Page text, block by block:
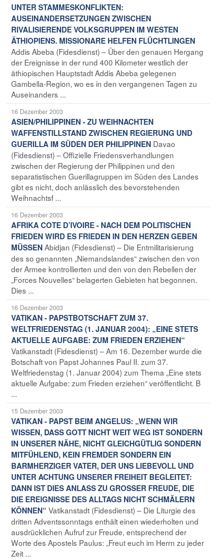
UNTER STAMMESKONFLIKTEN:
AUSEINANDERSETZUNGEN ZWISCHEN
RIVALISIERENDE VOLKSGRUPPEN IM WESTEN
ÄTHIOPIENS. MISSIONARE HELFEN FLÜCHTLINGEN
Addis Abeba (Fidesdienst) – Über den genauen Hergang
der Ereignisse in der rund 400 Kilometer westlich der
äthiopischen Hauptstadt Addis Abeba gelegenen
Gambella-Region, wo es in den vergangenen Tagen zu
Auseinanders ...
16 Dezember 2003
ASIEN/PHILIPPINEN - ZU WEIHNACHTEN
WAFFENSTILLSTAND ZWISCHEN REGIERUNG UND
GUERILLA IM SÜDEN DER PHILIPPINEN Davao
(Fidesdienst) – Offizielle Friedensverhandlungen
zwischen der Regierung der Philippinen und den
separatistischen Guerillagruppen im Süden des Landes
gibt es nicht, doch anlässlich des bevorstehenden
Weihnachtsf ...
16 Dezember 2003
AFRIKA COTE D’IVOIRE - NACH DEM POLITISCHEN
FRIEDEN WIRD ES FRIEDEN IN DEN HERZEN GEBEN
MÜSSENAbidjan (Fidesdienst) – Die Entmilitarisierung
des so genannten „Niemandslandes“ zwischen den von
der Armee kontrollierten und den von den Rebellen der
„Forces Nouvelles“ belagerten Gebieten hat begonnen.
Dies ...
16 Dezember 2003
VATIKAN - PAPSTBOTSCHAFT ZUM 37.
WELTFRIEDENSTAG (1. JANUAR 2004): „EINE STETS
AKTUELLE AUFGABE: ZUM FRIEDEN ERZIEHEN“
Vatikanstadt (Fidesdienst) – Am 16. Dezember wurde die
Botschaft von Papst Johannes Paul II. zum 37.
Weltfriedenstag (1. Januar 2004) zum Thema „Eine stets
aktuelle Aufgabe: zum Frieden erziehen“ veröffentlicht. B
...
15 Dezember 2003
VATIKAN - PAPST BEIM ANGELUS: „WENN WIR
WISSEN, DASS GOTT NICHT WEIT WEG IST SONDERN
IN UNSERER NÄHE, NICHT GLEICHGÜTLIG SONDERN
MITFÜHLEND, KEIN FREMDER SONDERN EIN
BARMHERZIGER VATER, DER UNS LIEBEVOLL UND
UNTER ACHTUNG UNSERER FREIHEIT BEGLEITET:
DANN IST DIES ANLASS ZU GROSSER FREUDE, DIE
DIE EREIGNISSE DES ALLTAGS NICHT SCHMÄLERN
KÖNNEN“ Vatikanstadt (Fidesdienst) – Die Liturgie des
dritten Adventssonntags enthält einen wiederholten und
ausdrücklichen Aufruf zur Freude, entsprechend der
Worte des Apostels Paulus: „Freut euch im Herrn zu jeder
Zeit ...